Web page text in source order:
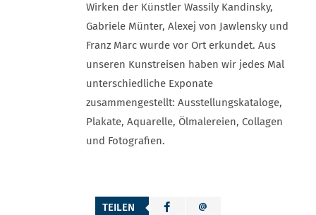
Wirken der Künstler Wassily Kandinsky,
Gabriele Münter, Alexej von Jawlensky und
Franz Marc wurde vor Ort erkundet. Aus
unseren Kunstreisen haben wir jedes Mal
unterschiedliche Exponate
zusammengestellt: Ausstellungskataloge,
Plakate, Aquarelle, Ölmalereien, Collagen
und Fotografien.
TEILEN